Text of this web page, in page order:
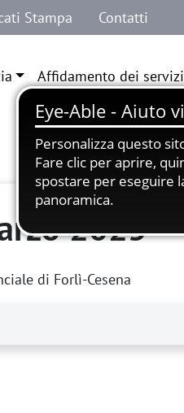
Stampa Contatti
Affidamento dei servizi
2025
di Forlì-Cesena